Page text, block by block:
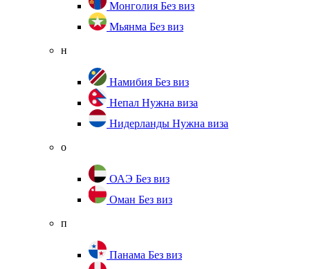
Монголия Без виз
Мьянма Без виз
н
Намибия Без виз
Непал Нужна виза
Нидерланды Нужна виза
о
ОАЭ Без виз
Оман Без виз
п
Панама Без виз